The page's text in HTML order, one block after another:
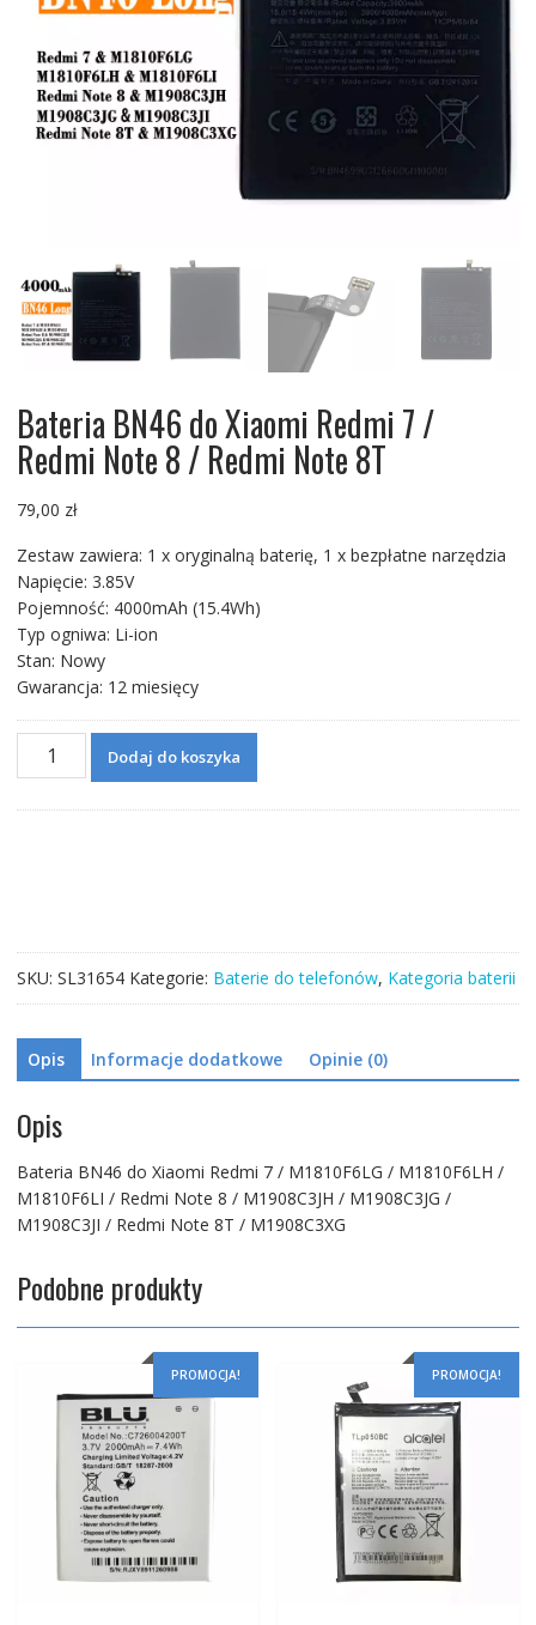
Bateria BN46 do Xiaomi Redmi 7 /
Redmi Note 8 / Redmi Note 8T
79,00 zł
Zestaw zawiera: 1 x oryginalną baterię, 1 x bezpłatne narzędzia
Napięcie: 3.85V
Pojemność: 4000mAh (15.4Wh)
Typ ogniwa: Li-ion
Stan: Nowy
Gwarancja: 12 miesięcy
ilość
Bateria
Redmi
Note
8
/
Redmi
Note
8T
Dodaj do koszyka
SKU: SL31654 Kategorie: Baterie do telefonów, Kategoria baterii
Opis Informacje dodatkowe Opinie (0)
Opis
Bateria BN46 do Xiaomi Redmi 7 / M1810F6LG / M1810F6LH /
M1810F6LI / Redmi Note 8 / M1908C3JH / M1908C3JG /
M1908C3JI / Redmi Note 8T / M1908C3XG
Podobne produkty
PROMOCJA! PROMOCJA!